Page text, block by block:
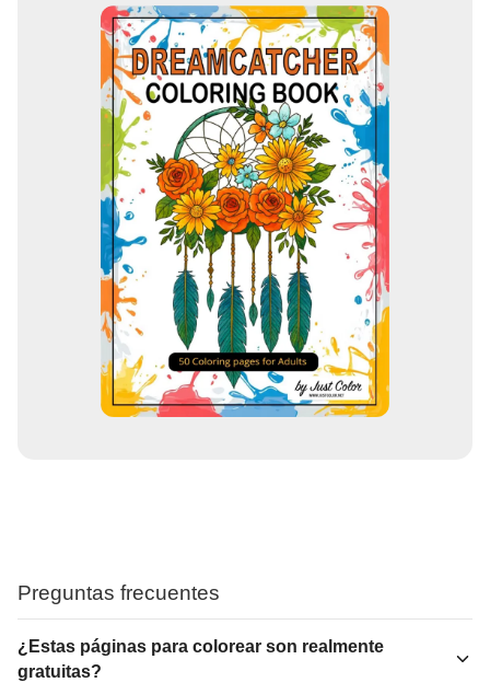
Preguntas frecuentes
¿Estas páginas para colorear son realmente
gratuitas?